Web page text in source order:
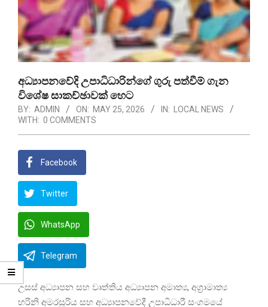
අධ්‍යාපනවේදි උපාධිධාරින්ගේ ගුරු පත්වීම් ගැන
විශේෂ සාකච්ඡාවක් හෙට
BY: ADMIN ON: MAY 25, 2026 IN:
LOCAL NEWS
WITH: 0 COMMENTS
Facebook
Twitter
WhatsApp
Telegram
උසස් අධ්‍යාපන සහ වෘත්තිය අධ්‍යාපන අමාත්‍ය, අග්‍රාමාත්‍ය
හරිනි අමරසූරිය සහ අධ්‍යාපනවේදී උපාධිධාරී සංගමයේ